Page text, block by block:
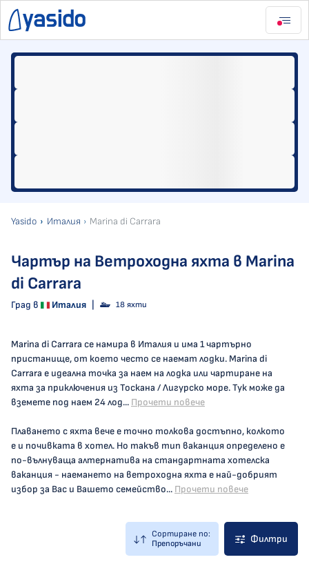
Yasido Италия Marina di Carrara
Чартър на Ветроходна яхта в Marina
di Carrara
Град в Италия 18 яхти
Marina di Carrara се намира в Италия и има 1 чартърно
пристанище, от което често се наемат лодки. Marina di
Carrara е идеална точка за наем на лодка или чартиране на
яхта за приключения из Тоскана / Лигурско море. Тук може да
вземете под наем 24 лод... Прочети повече
Плаването с яхта вече е точно толкова достъпно, колкото
е и почивката в хотел. Но такъв тип ваканция определено е
по-вълнуваща алтернатива на стандартната хотелска
ваканция - наемането на ветроходна яхта е най-добрият
избор за Вас и Вашето семейство... Прочети повече
Сортиране по:
Препоръчани
Филтри